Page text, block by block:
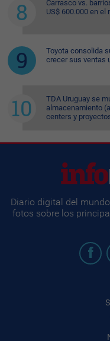
Carrasco vs.
US$ 600.000 en
Toyota consolida
crecer sus ventas
TDA Uruguay se
almacenamiento
centers y
Diario digital del
fotos sobre los